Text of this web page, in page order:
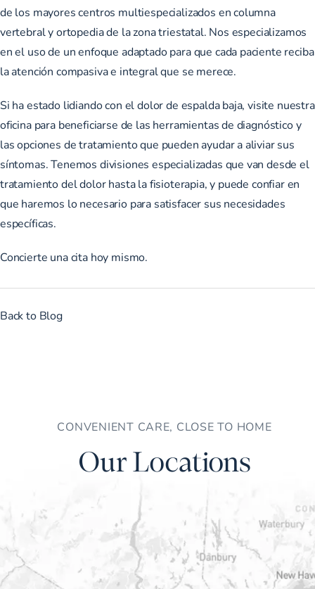
de los mayores centros multiespecializados en columna
vertebral y ortopedia de la zona triestatal. Nos especializamos
en el uso de un enfoque adaptado para que cada paciente reciba
la atención compasiva e integral que se merece.
Si ha estado lidiando con el dolor de espalda baja, visite nuestra
oficina para beneficiarse de las herramientas de diagnóstico y
las opciones de tratamiento que pueden ayudar a aliviar sus
síntomas. Tenemos divisiones especializadas que van desde el
tratamiento del dolor hasta la fisioterapia, y puede confiar en
que haremos lo necesario para satisfacer sus necesidades
específicas.
Concierte una citahoy mismo.
Back to Blog
CONVENIENT CARE, CLOSE TO HOME
Our Locations